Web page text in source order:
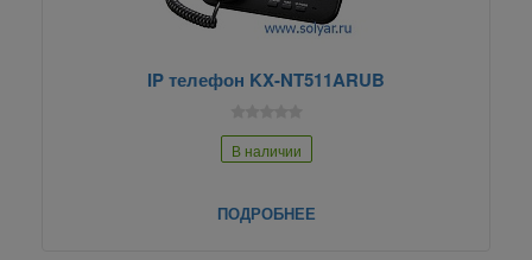
IP телефон KX-NT511ARUB
В наличии
ПОДРОБНЕЕ